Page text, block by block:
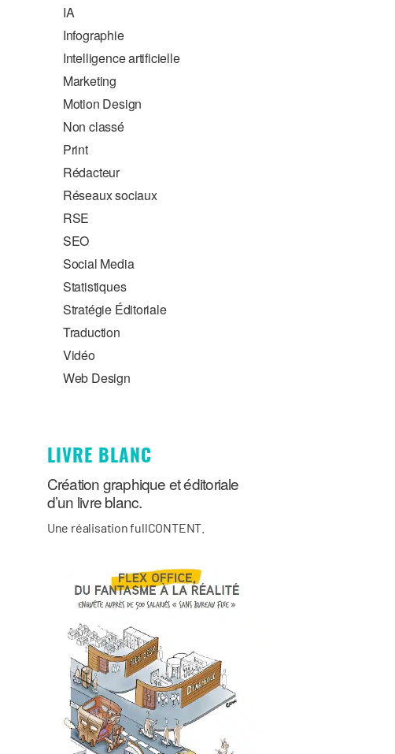
IA
Infographie
Intelligence artificielle
Marketing
Motion Design
Non classé
Print
Rédacteur
Réseaux sociaux
RSE
SEO
Social Media
Statistiques
Stratégie Éditoriale
Traduction
Vidéo
Web Design
LIVRE BLANC
Création graphique et éditoriale
d’un livre blanc.
Une réalisation fullCONTENT.